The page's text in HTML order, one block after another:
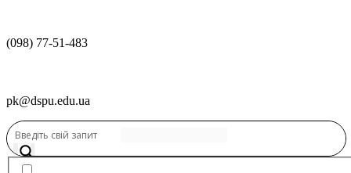
(098) 77-51-483
pk@dspu.edu.ua
Переглянути нову версію